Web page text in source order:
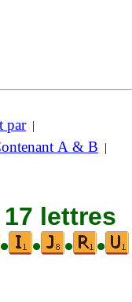
par|
A & B |
lettres
• • • •